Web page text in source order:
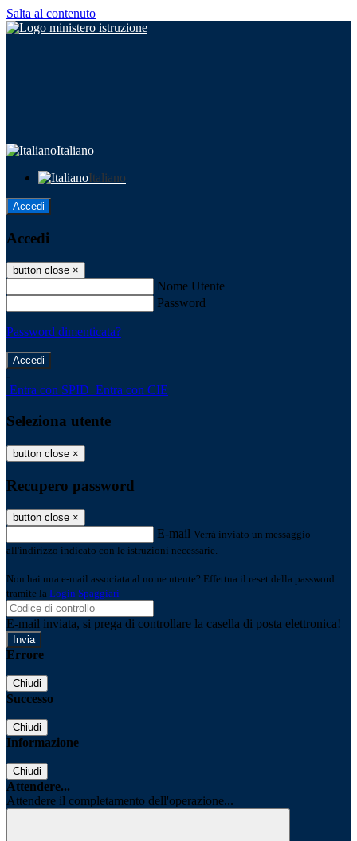
Salta al contenuto
Italiano
Italiano
Accedi
Accedi
button close ×
Nome Utente
Password
Password dimenticata?
-
Entra con SPID Entra con CIE
Seleziona utente
button close ×
Recupero password
button close ×
E-mail Verrà inviato un messaggio
all'indirizzo indicato con le istruzioni necessarie.
Non hai una e-mail associata al nome utente? Effettua il reset della password
tramite la Login Spaggiari
E-mail inviata, si prega di controllare la casella di posta elettronica!
Errore
Chiudi
Successo
Chiudi
Informazione
Chiudi
Attendere...
Attendere il completamento dell'operazione...